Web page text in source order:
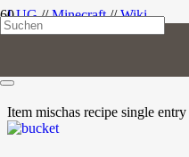
LUG//Minecraft//Wiki
Item mischas recipe single entry